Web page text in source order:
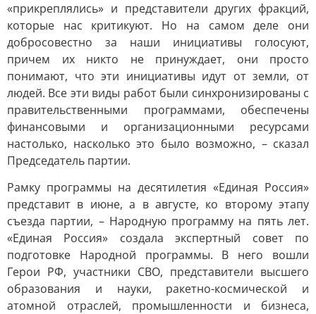
«прикреплялись» и представители других фракций,
которые нас критикуют. Но на самом деле они
добросовестно за наши инициативы голосуют,
причем их никто не принуждает, они просто
понимают, что эти инициативы идут от земли, от
людей. Все эти виды работ были синхронизированы с
правительственными программами, обеспечены
финансовыми и организационными ресурсами
настолько, насколько это было возможно, – сказал
Председатель партии.
Рамку программы на десятилетия «Единая Россия»
представит в июне, а в августе, ко второму этапу
съезда партии, – Народную программу на пять лет.
«Единая Россия» создала экспертный совет по
подготовке Народной программы. В него вошли
Герои РФ, участники СВО, представители высшего
образования и науки, ракетно-космической и
атомной отраслей, промышленности и бизнеса,